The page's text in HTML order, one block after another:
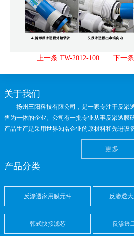
上一条:TW-2012-100 下一
关于我们
扬州三阳科技有限公司，是一家专注于反渗
售为一体的企业。公司有一批专业从事反渗透膜
产品生产是采用世界知名企业的原材料和先进设
更多
产品分类
反渗透家用膜元件 反渗透
韩式快接滤芯 反渗透